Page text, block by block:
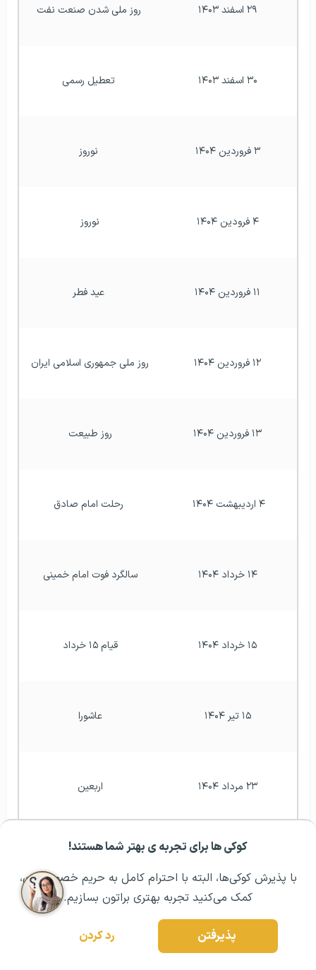
کوکی ها برای تجربه ی بهتر شما هستند!
با پذیرش کوکی‌ها، البته با احترام کامل به حریم خصوصیتون،
کمک می‌کنید تجربه بهتری براتون بسازیم.
پذیرفتن رد کردن
مشــاوره اولیه رایگان: ۰۲۱ ۴۳۰۰۰ ۰۲۱ رزرو مشاوره تخصصی
۲۹ اسفند ۱۴۰۳ روز ملی شدن صنعت نفت
۳۰ اسفند ۱۴۰۳ تعطیل رسمی
۳ فروردین ۱۴۰۴ نوروز
۴ فرودین ۱۴۰۴ نوروز
۱۱ فروردین ۱۴۰۴ عید فطر
۱۲ فروردین ۱۴۰۴ روز ملی جمهوری اسلامی ایران
۱۳ فروردین ۱۴۰۴ روز طبیعت
۴ اردیبهشت ۱۴۰۴ رحلت امام صادق
۱۴ خرداد ۱۴۰۴ سالگرد فوت امام خمینی
۱۵ خرداد ۱۴۰۴ قیام ۱۵ خرداد
۱۵ تیر ۱۴۰۴ عاشورا
۲۳ مرداد ۱۴۰۴ اربعین
سالگرد فوت امام رضا
سالگرد فوت امام حسن عسگری